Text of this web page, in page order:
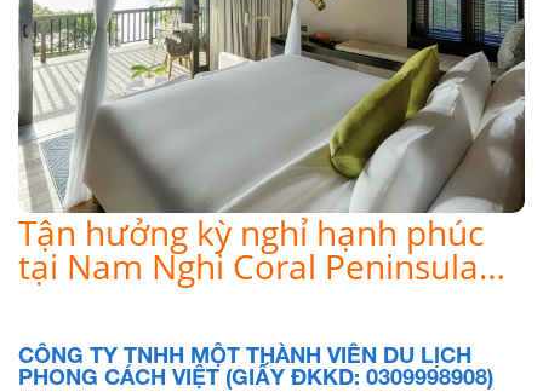
Tận hưởng kỳ nghỉ hạnh phúc
tại Nam Nghi Coral Peninsula…
CÔNG TY TNHH MỘT THÀNH VIÊN DU LỊCH
PHONG CÁCH VIỆT (GIẤY ĐKKD: 0309998908)